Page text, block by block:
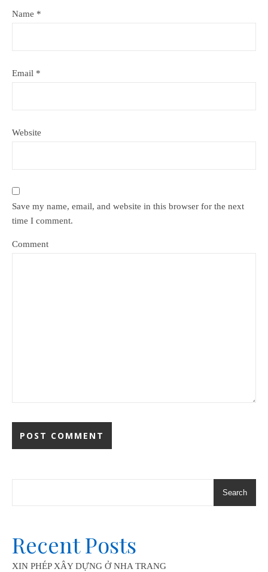
Name *
Email *
Website
Save my name, email, and website in this browser for the next
time I comment.
Comment
Search
Recent Posts
XIN PHÉP XÂY DỰNG Ở NHA TRANG